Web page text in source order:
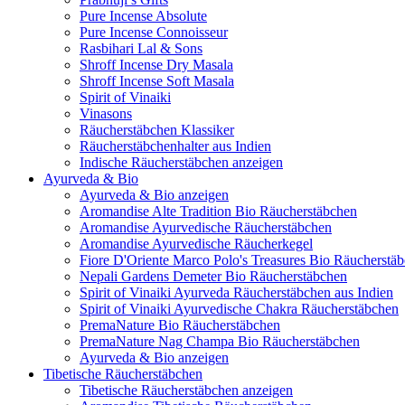
Pure Incense Absolute
Pure Incense Connoisseur
Rasbihari Lal & Sons
Shroff Incense Dry Masala
Shroff Incense Soft Masala
Spirit of Vinaiki
Vinasons
Räucherstäbchen Klassiker
Räucherstäbchenhalter aus Indien
Indische Räucherstäbchen anzeigen
Ayurveda & Bio
Ayurveda & Bio anzeigen
Aromandise Alte Tradition Bio Räucherstäbchen
Aromandise Ayurvedische Räucherstäbchen
Aromandise Ayurvedische Räucherkegel
Fiore D'Oriente Marco Polo's Treasures Bio
Nepali Gardens Demeter Bio Räucherstäbchen
Spirit of Vinaiki Ayurveda Räucherstäbchen aus Indien
Spirit of Vinaiki Ayurvedische Chakra Räucherstäbchen
PremaNature Bio Räucherstäbchen
PremaNature Nag Champa Bio Räucherstäbchen
Ayurveda & Bio anzeigen
Tibetische Räucherstäbchen
Tibetische Räucherstäbchen anzeigen